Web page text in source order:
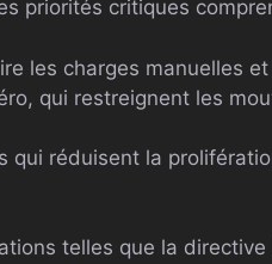
priorités critiques
les charges manuelles
qui restreignent les
qui réduisent la
telles que la